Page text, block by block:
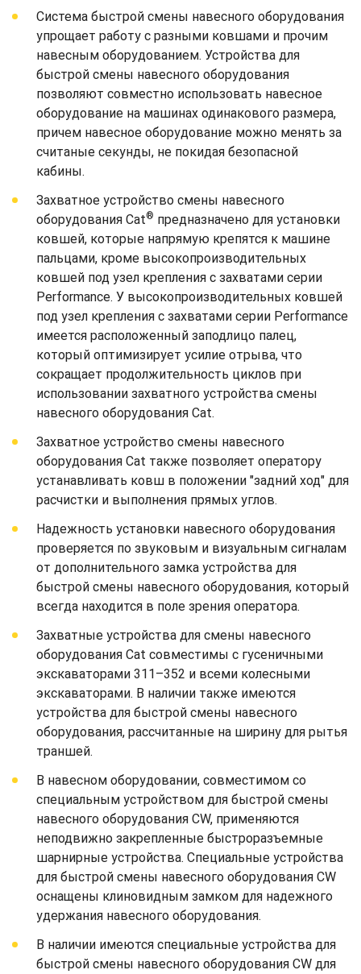
Система быстрой смены навесного оборудования
упрощает работу с разными ковшами и прочим
навесным оборудованием. Устройства для
быстрой смены навесного оборудования
позволяют совместно использовать навесное
оборудование на машинах одинакового размера,
причем навесное оборудование можно менять за
считаные секунды, не покидая безопасной
кабины.
Захватное устройство смены навесного
оборудования Cat® предназначено для установки
ковшей, которые напрямую крепятся к машине
пальцами, кроме высокопроизводительных
ковшей под узел крепления с захватами серии
Performance. У высокопроизводительных ковшей
под узел крепления с захватами серии Performance
имеется расположенный заподлицо палец,
который оптимизирует усилие отрыва, что
сокращает продолжительность циклов при
использовании захватного устройства смены
навесного оборудования Cat.
Захватное устройство смены навесного
оборудования Cat также позволяет оператору
устанавливать ковш в положении "задний ход" для
расчистки и выполнения прямых углов.
Надежность установки навесного оборудования
проверяется по звуковым и визуальным сигналам
от дополнительного замка устройства для
быстрой смены навесного оборудования, который
всегда находится в поле зрения оператора.
Захватные устройства для смены навесного
оборудования Cat совместимы с гусеничными
экскаваторами 311–352 и всеми колесными
экскаваторами. В наличии также имеются
устройства для быстрой смены навесного
оборудования, рассчитанные на ширину для рытья
траншей.
В навесном оборудовании, совместимом со
специальным устройством для быстрой смены
навесного оборудования CW, применяются
неподвижно закрепленные быстроразъемные
шарнирные устройства. Специальные устройства
для быстрой смены навесного оборудования CW
оснащены клиновидным замком для надежного
удержания навесного оборудования.
В наличии имеются специальные устройства для
быстрой смены навесного оборудования CW для